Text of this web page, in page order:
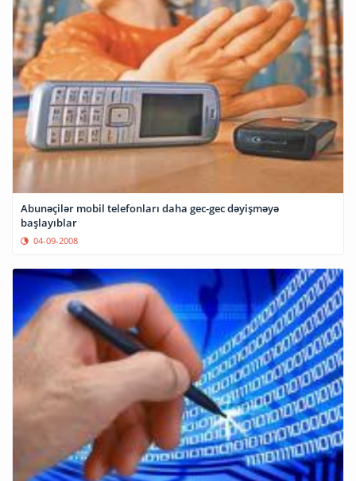
Abunəçilər mobil telefonları daha gec-gec dəyişməyə
başlayıblar
04-09-2008